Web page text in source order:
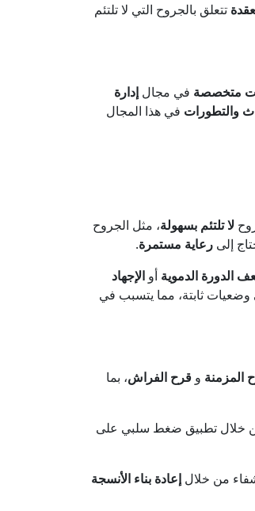
تتعلق بالجروح التي لا تلتئم
متخصصة في مجال إدارة
والتطورات في هذا المجال
لا تلتئم بسهولة، مثل الجروح
إلى رعاية مستمرة.
الدورة الدموية أو الإجهاد
وضعيات ثابتة، مما يتسبب في
المزمنة و قرح الفراش، بما
خلال تطبيق ضغط سلبي على
من خلال إعادة بناء الأنسجة